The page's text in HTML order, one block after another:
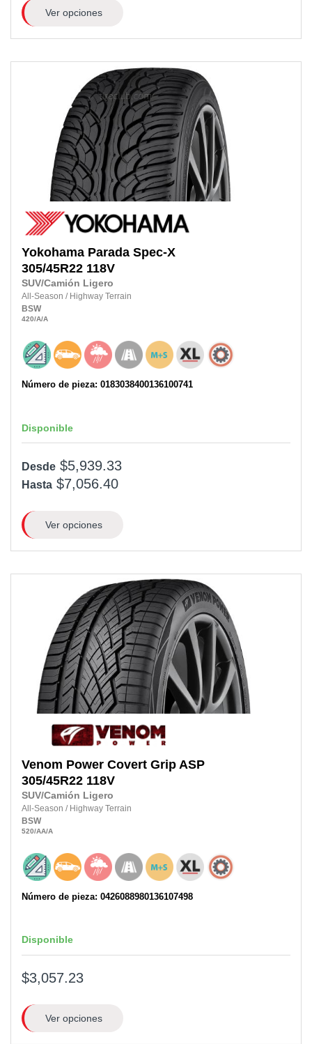
Ver opciones
Yokohama Parada Spec-X
305/45R22 118V
SUV/Camión Ligero
All-Season / Highway Terrain
BSW
420/A/A
Número de pieza: 0183038400136100741
Disponible
Desde $5,939.33
Hasta $7,056.40
Ver opciones
Venom Power Covert Grip ASP
305/45R22 118V
SUV/Camión Ligero
All-Season / Highway Terrain
BSW
520/AA/A
Número de pieza: 0426088980136107498
Disponible
$3,057.23
Ver opciones